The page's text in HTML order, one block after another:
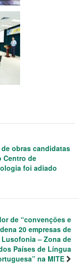
obras candidatas
Centro de
foi adiado
de “convenções e
20 empresas de
– Zona de
Países de Língua
na MITE